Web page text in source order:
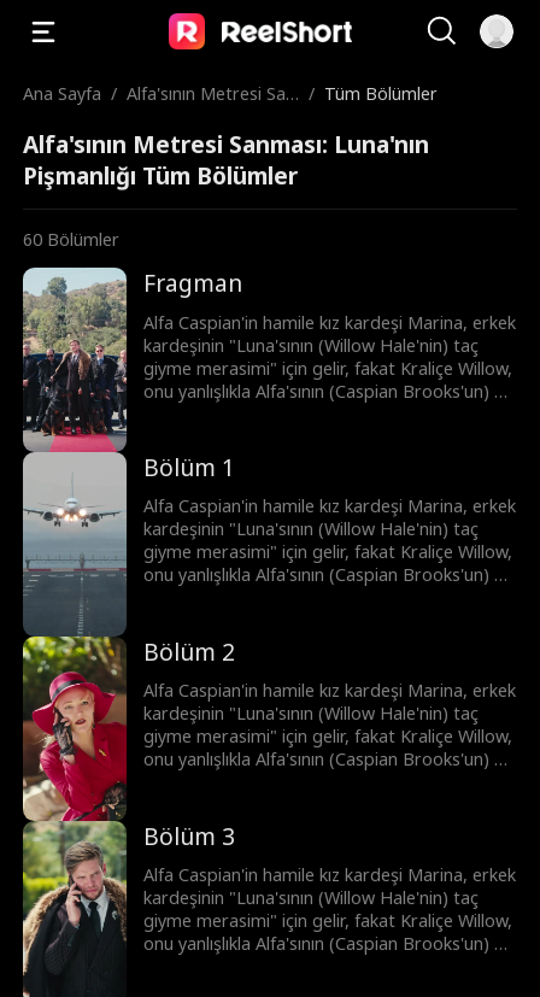
Ana Sayfa / Alfa'sının Metresi San
nlığı
/ Tüm Bölümler
Alfa'sının Metresi Sanması: Luna'nın
Pişmanlığı Tüm Bölümler
60 Bölümler
Fragman
Alfa Caspian'in hamile kız kardeşi Marina, erkek
kardeşinin "Luna'sının (Willow Hale'nin) taç
giyme merasimi" için gelir, fakat Kraliçe Willow,
onu yanlışlıkla Alfa'sının (Caspian Brooks'un) bir
bundan dolayı Marina düşük yapar. Şimdi ise
Brooks kardeşler, intikam peşindedir.
Bölüm 1
Alfa Caspian'in hamile kız kardeşi Marina, erkek
kardeşinin "Luna'sının (Willow Hale'nin) taç
giyme merasimi" için gelir, fakat Kraliçe Willow,
onu yanlışlıkla Alfa'sının (Caspian Brooks'un) bir
bundan dolayı Marina düşük yapar. Şimdi ise
Brooks kardeşler, intikam peşindedir.
Bölüm 2
Alfa Caspian'in hamile kız kardeşi Marina, erkek
kardeşinin "Luna'sının (Willow Hale'nin) taç
giyme merasimi" için gelir, fakat Kraliçe Willow,
onu yanlışlıkla Alfa'sının (Caspian Brooks'un) bir
bundan dolayı Marina düşük yapar. Şimdi ise
Brooks kardeşler, intikam peşindedir.
Bölüm 3
Alfa Caspian'in hamile kız kardeşi Marina, erkek
kardeşinin "Luna'sının (Willow Hale'nin) taç
giyme merasimi" için gelir, fakat Kraliçe Willow,
onu yanlışlıkla Alfa'sının (Caspian Brooks'un) bir